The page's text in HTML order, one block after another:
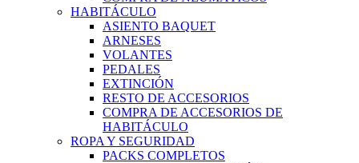
HABITÁCULO
ASIENTO BAQUET
ARNESES
VOLANTES
PEDALES
EXTINCIÓN
RESTO DE ACCESORIOS
COMPRA DE ACCESORIOS DE
HABITÁCULO
ROPA Y SEGURIDAD
PACKS COMPLETOS